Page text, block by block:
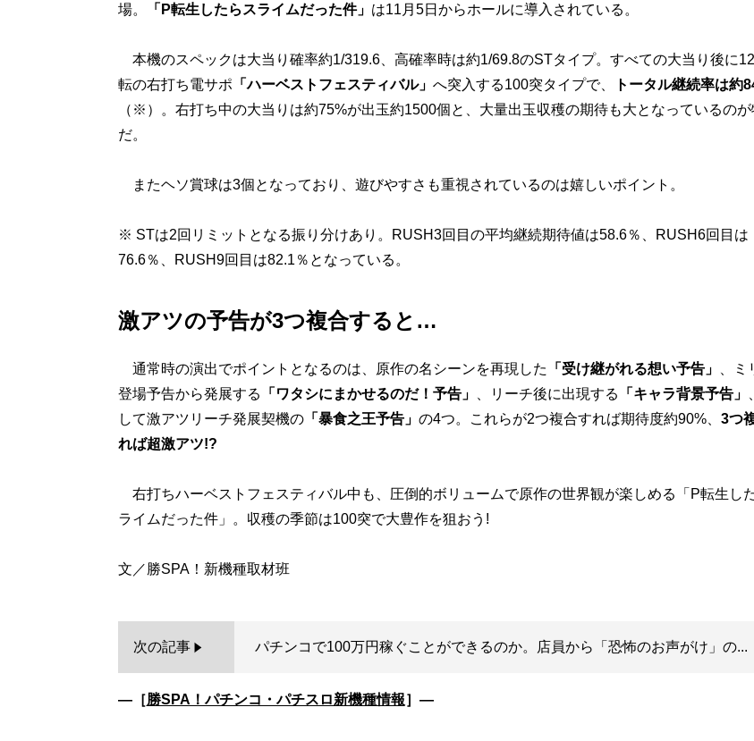
場。
「P転生したらスライムだった件」 は11月5日からホールに導入されている。
本機のスペックは大当り確率約1/319.6、高確率時は約1/69.8のSTタイプ。すべての大当り後に
転の右打ち電サポ 「ハーベストフェスティバル」 へ突入する100突タイプで、
トータル継続率は約
（※）。右打ち中の大当りは約75%が出玉約1500個と、大量出玉収穫の期待も大となっているのが
だ。
またヘソ賞球は3個となっており、遊びやすさも重視されているのは嬉しいポイント。
※ STは2回リミットとなる振り分けあり。RUSH3回目の平均継続期待値は58.6％、RUSH6回目は
76.6％、RUSH9回目は82.1％となっている。
激アツの予告が3つ複合すると…
通常時の演出でポイントとなるのは、原作の名シーンを再現した 「受け継がれる想い予告」
、ミ
登場予告から発展する 「ワタシにまかせるのだ！予告」 、リーチ後に出現する 「キャラ背景予告」
して激アツリーチ発展契機の「暴食之王予告」 の4つ。これらが2つ複合すれば期待度約90%、 3つ
れば超激アツ!?
右打ちハーベストフェスティバル中も、圧倒的ボリュームで原作の世界観が楽しめる「P転生し
ライムだった件」。収穫の季節は100突で大豊作を狙おう!
次の記事 パチンコで100万円稼ぐことができるのか。店員から「恐怖のお声がけ」の...
―［勝SPA！パチンコ・パチスロ新機種情報］―